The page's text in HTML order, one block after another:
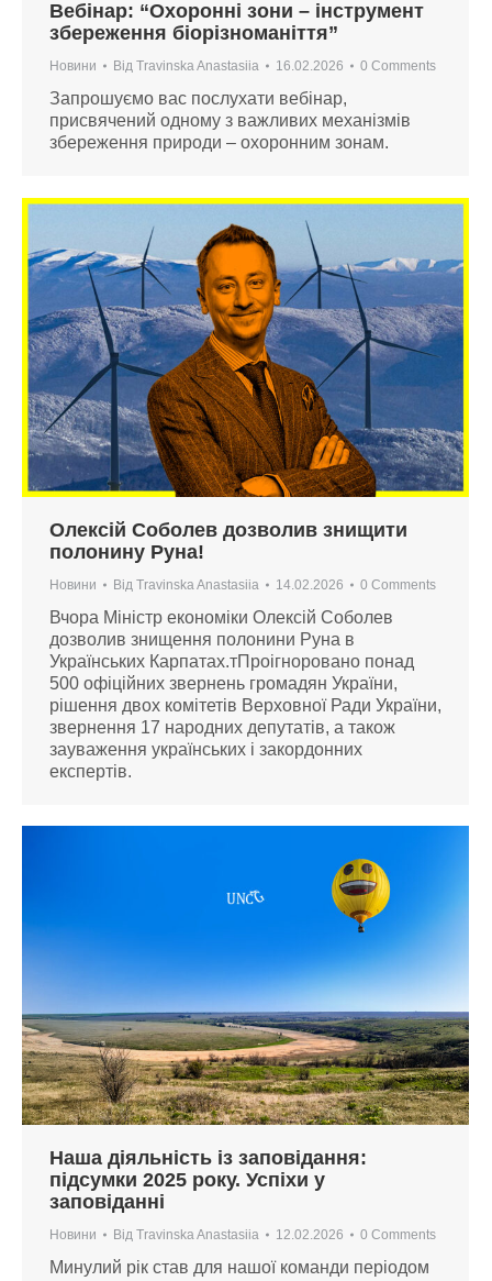
Вебінар: “Охоронні зони – інструмент
збереження біорізноманіття”
Новини Від Travinska Anastasiia 16.02.2026 0 Comments
Запрошуємо вас послухати вебінар,
присвячений одному з важливих механізмів
збереження природи – охоронним зонам.
Олексій Соболев дозволив знищити
полонину Руна!
Новини Від Travinska Anastasiia 14.02.2026 0 Comments
Вчора Міністр економіки Олексій Соболев
дозволив знищення полонини Руна в
Українських Карпатах.тПроігноровано понад
500 офіційних звернень громадян України,
рішення двох комітетів Верховної Ради України,
звернення 17 народних депутатів, а також
зауваження українських і закордонних
експертів.
Наша діяльність із заповідання:
підсумки 2025 року. Успіхи у
заповіданні
Новини Від Travinska Anastasiia 12.02.2026 0 Comments
Минулий рік став для нашої команди періодом